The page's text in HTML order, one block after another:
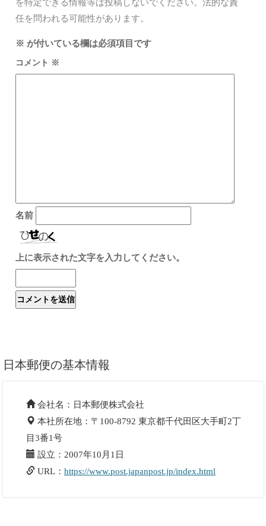
を特定できる情報等は投稿しないでください。法的な責
任を問われる可能性があります。
※ が付いている欄は必須項目です
コメント ※
名前
上に表示された文字を入力してください。
日本郵便の基本情報
会社名：日本郵便株式会社
本社所在地：〒100-8792 東京都千代田区大手町2丁
目3番1号
設立：2007年10月1日
URL： https://www.post.japanpost.jp/index.html